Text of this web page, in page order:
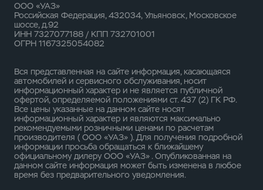
ООО «УАЗ»
Российская Федерация, 432034, Ульяновск, Московское
шоссе, д.92
ИНН 7327077188 / КПП 732701001
ОГРН 1167325054082
Вся представленная на сайте информация, касающаяся
автомобилей и сервисного обслуживания, носит
информационный характер и не является публичной
офертой, определяемой положениями ст. 437 (2) ГК РФ.
Все цены указанные на данном сайте носят
информационный характер и являются максимально
рекомендуемыми розничными ценами по расчетам
производителя ( ООО «УАЗ» ). Для получения подробной
информации просьба обращаться к ближайшему
официальному дилеру ООО «УАЗ» . Опубликованная на
данном сайте информация может быть изменена в любое
время без предварительного уведомления.